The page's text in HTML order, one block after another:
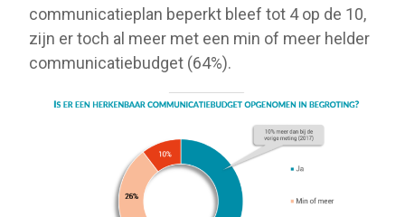
communicatieplan beperkt bleef tot 4 op de 10,
zijn er toch al meer met een min of meer helder
communicatiebudget (64%).